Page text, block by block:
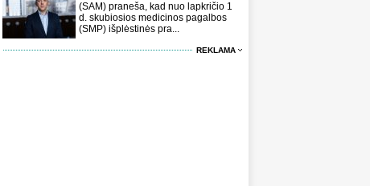
(SAM) praneša, kad nuo lapkričio 1
d. skubiosios medicinos pagalbos
(SMP) išplėstinės pra...
REKLAMA